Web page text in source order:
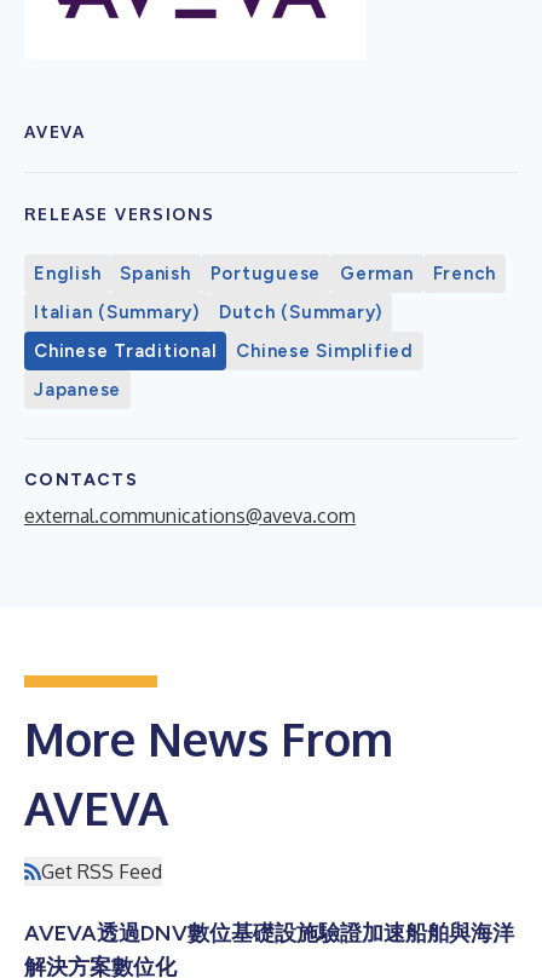
AVEVA
RELEASE VERSIONS
English Spanish Portuguese German
French
Italian (Summary)
Dutch (Summary)
Chinese Traditional
Chinese Simplified
Japanese
CONTACTS
external.communications@aveva.com
More News From
AVEVA
Get RSS Feed
AVEVA透過DNV數位基礎設施驗證加速船舶與海洋
解決方案數位化